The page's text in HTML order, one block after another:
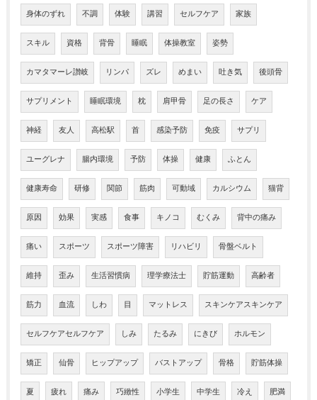
身体のずれ 不調 体験 講習 セルフケア 家族
スキル 資格 背骨 睡眠 体操教室 姿勢
カマタマーレ讃岐 リンパ ズレ めまい 吐き気 後頭骨
サプリメント 睡眠環境 枕 肩甲骨 足の長さ ケア
神経 友人 高松駅 首 感染予防 免疫 サプリ
ユーグレナ 腸内環境 予防 体操 健康 ふとん
健康寿命 研修 関節 筋肉 可動域 カルシウム 猫背
原因 効果 実感 食事 キノコ むくみ 背中の痛み
痛い スポーツ スポーツ障害 リハビリ 骨盤ベルト
維持 歪み 生活習慣病 理学療法士 貯筋運動 高齢者
筋力 血流 しわ 目 マットレス スキンケアスキンケア
セルフケアセルフケア しみ たるみ にきび ホルモン
矯正 仙骨 ヒップアップ バストアップ 骨格 貯筋体操
夏 疲れ 痛み 巧緻性 小学生 中学生 冷え 肥満